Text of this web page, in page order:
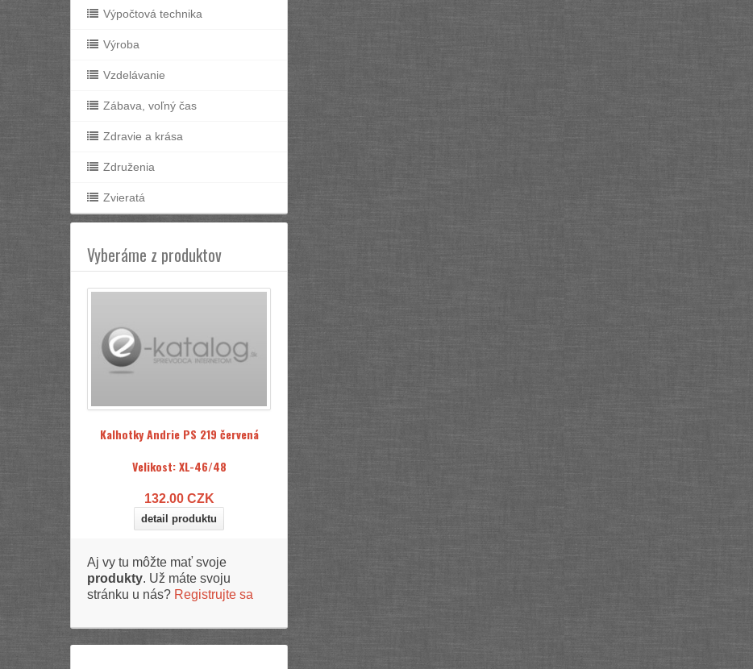
Výpočtová technika
Výroba
Vzdelávanie
Zábava, voľný čas
Zdravie a krása
Združenia
Zvieratá
Vyberáme z produktov
Kalhotky Andrie PS 219 červená
Velikost: XL-46/48
132.00 CZK
detail produktu
Aj vy tu môžte mať svoje
produkty. Už máte svoju
stránku u nás? Registrujte sa